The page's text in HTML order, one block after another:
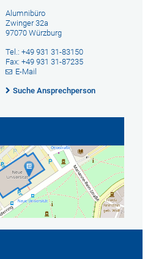
Alumnibüro
Zwinger 32a
97070 Würzburg
Tel.: +49 931 31-83150
Fax: +49 931 31-87235
E-Mail
Suche Ansprechperson